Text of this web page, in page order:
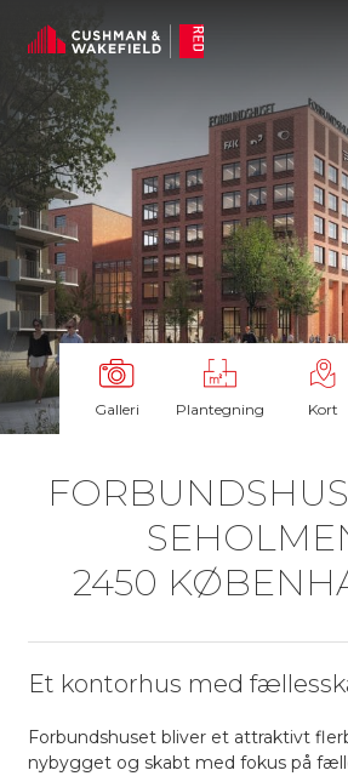
Galleri Plantegning Kort
2450
Et kontorhus med
Forbundshuset bliver et attraktivt
nybygget og skabt med fokus på